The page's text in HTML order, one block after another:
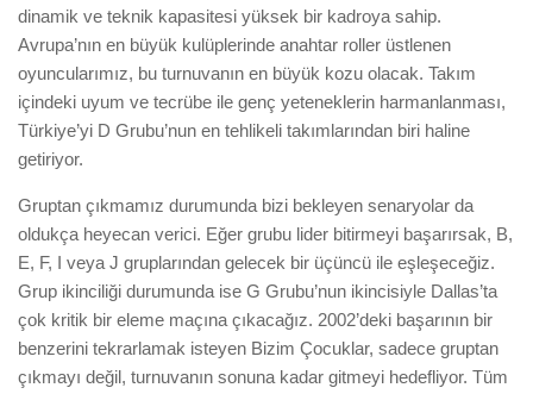
dinamik ve teknik kapasitesi yüksek bir kadroya sahip.
Avrupa’nın en büyük kulüplerinde anahtar roller üstlenen
oyuncularımız, bu turnuvanın en büyük kozu olacak. Takım
içindeki uyum ve tecrübe ile genç yeteneklerin harmanlanması,
Türkiye’yi D Grubu’nun en tehlikeli takımlarından biri haline
getiriyor.
Gruptan çıkmamız durumunda bizi bekleyen senaryolar da
oldukça heyecan verici. Eğer grubu lider bitirmeyi başarırsak, B,
E, F, I veya J gruplarından gelecek bir üçüncü ile eşleşeceğiz.
Grup ikinciliği durumunda ise G Grubu’nun ikincisiyle Dallas’ta
çok kritik bir eleme maçına çıkacağız. 2002’deki başarının bir
benzerini tekrarlamak isteyen Bizim Çocuklar, sadece gruptan
çıkmayı değil, turnuvanın sonuna kadar gitmeyi hedefliyor. Tüm